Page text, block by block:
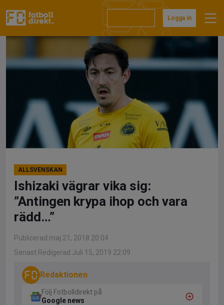
till
Logga in
ALLSVENSKAN
Ishizaki vägrar vika sig:
”Antingen krypa ihop och vara
rädd…”
Publicerad maj 21, 2018 20:04
Senast Redigerad Juli 15, 2019 22:09
Redaktionen
Följ Fotbolldirekt på
Google news